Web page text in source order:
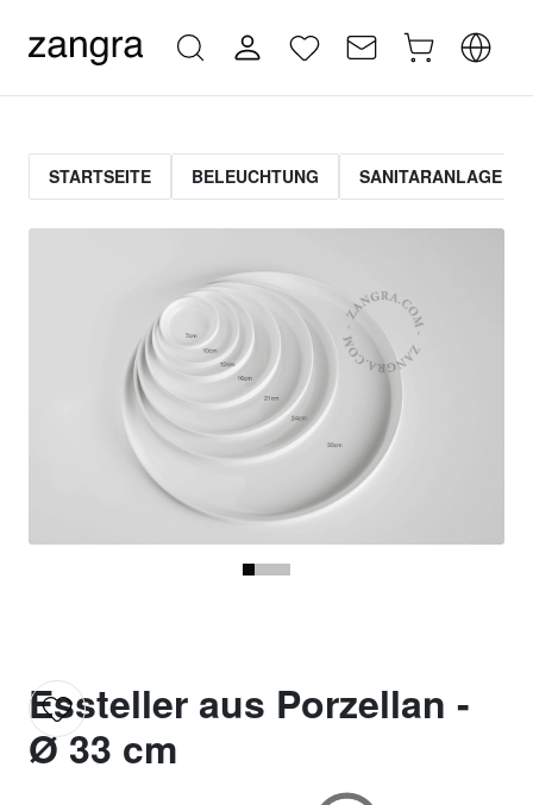
STARTSEITE BELEUCHTUNG SANITARANLAGE
Essteller aus Porzellan -
Ø 33 cm